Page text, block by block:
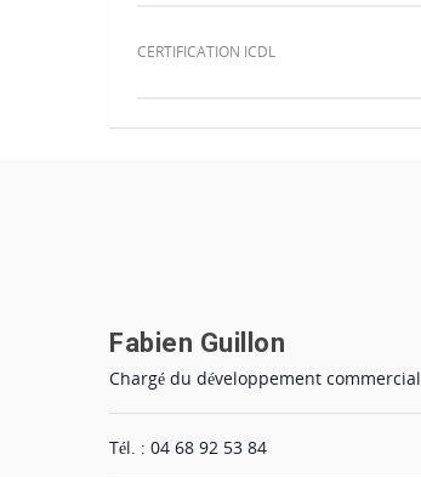
CERTIFICATION ICDL
Fabien Guillon
Chargé du développement commercial
Tél. : 04 68 92 53 84